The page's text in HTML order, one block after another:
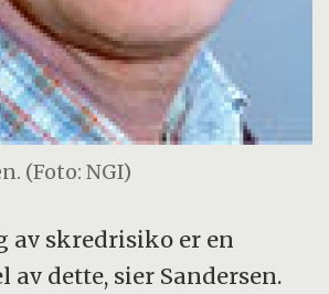
(Foto: NGI)
av skredrisiko er en
av dette, sier Sandersen.